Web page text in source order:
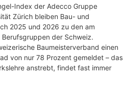
Index der Adecco Gruppe
Zürich bleiben Bau- und
2025 und 2026 zu den am
der Schweiz.
Baumeisterverband einen
von nur 78 Prozent gemeldet – das
anstrebt, findet fast immer